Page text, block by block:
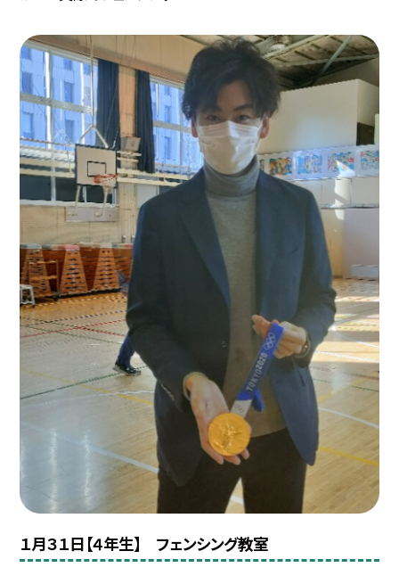
１月３１日【４年生】 フェンシング教室